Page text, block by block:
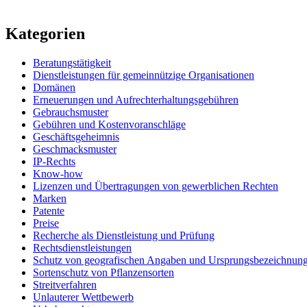
Kategorien
Beratungstätigkeit
Dienstleistungen für gemeinnützige Organisationen
Domänen
Erneuerungen und Aufrechterhaltungsgebühren
Gebrauchsmuster
Gebühren und Kostenvoranschläge
Geschäftsgeheimnis
Geschmacksmuster
IP-Rechts
Know-how
Lizenzen und Übertragungen von gewerblichen Rechten
Marken
Patente
Preise
Recherche als Dienstleistung und Prüfung
Rechtsdienstleistungen
Schutz von geografischen Angaben und
Sortenschutz von Pflanzensorten
Streitverfahren
Unlauterer Wettbewerb